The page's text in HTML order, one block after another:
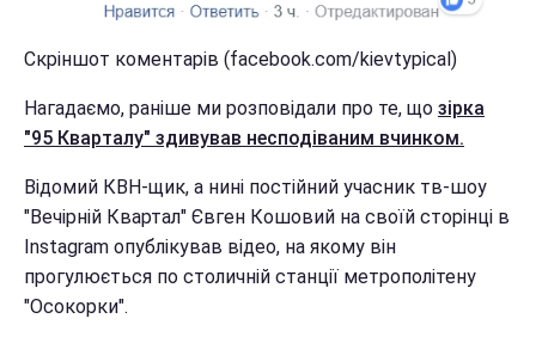
Скріншот коментарів (facebook.com/kievtypical)
Нагадаємо, раніше ми розповідали про те, що зірка
"95 Кварталу" здивував несподіваним вчинком.
Відомий КВН-щик, а нині постійний учасник тв-шоу
"Вечірній Квартал" Євген Кошовий на своїй сторінці в
Instagram опублікував відео, на якому він
прогулюється по столичній станції метрополітену
"Осокорки".